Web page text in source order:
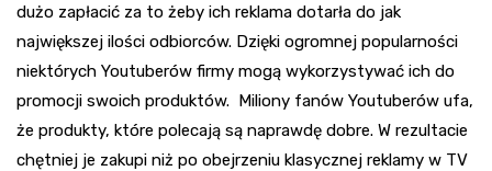
dużo zapłacić za to żeby ich reklama dotarła do jak
największej ilości odbiorców. Dzięki ogromnej popularności
niektórych Youtuberów firmy mogą wykorzystywać ich do
promocji swoich produktów. Miliony fanów Youtuberów ufa,
że produkty, które polecają są naprawdę dobre. W rezultacie
chętniej je zakupi niż po obejrzeniu klasycznej reklamy w TV